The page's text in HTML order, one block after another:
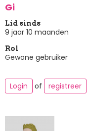
Gi
Lid sinds
9 jaar 10 maanden
Rol
Gewone gebruiker
Login of registreer